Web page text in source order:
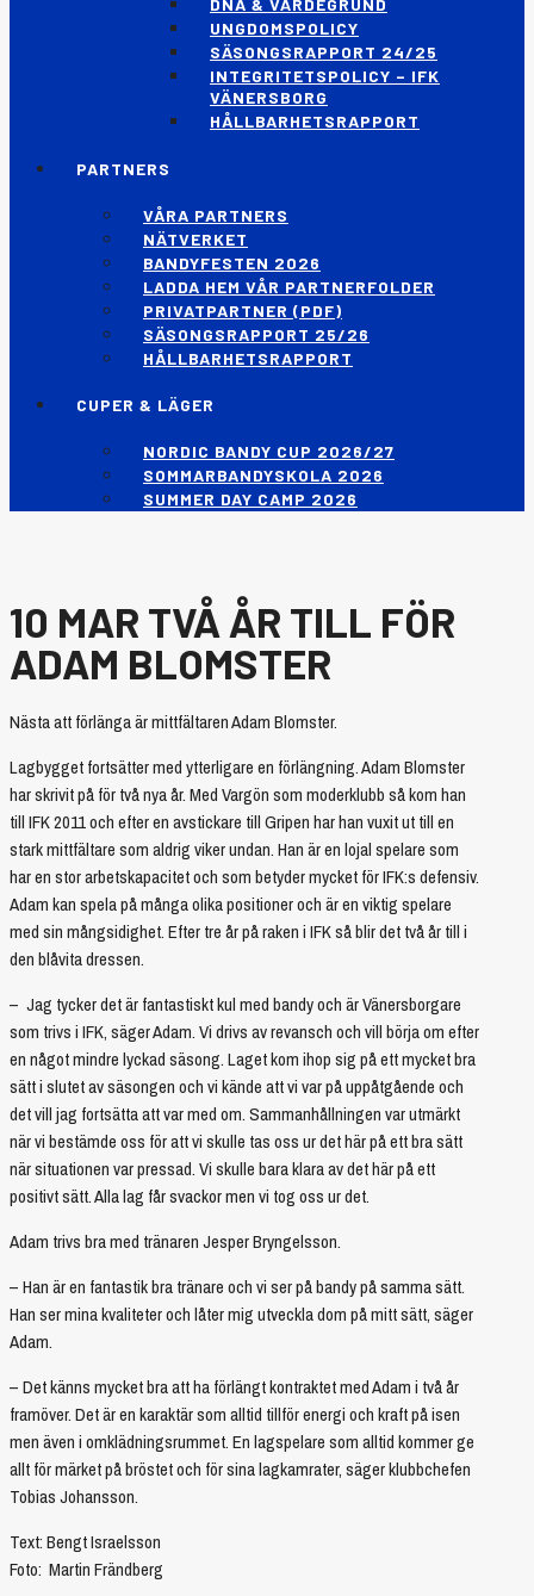
DNA & VÄRDEGRUND
UNGDOMSPOLICY
SÄSONGSRAPPORT 24/25
INTEGRITETSPOLICY – IFK
VÄNERSBORG
HÅLLBARHETSRAPPORT
PARTNERS
VÅRA PARTNERS
NÄTVERKET
BANDYFESTEN 2026
LADDA HEM VÅR PARTNERFOLDER
PRIVATPARTNER (PDF)
SÄSONGSRAPPORT 25/26
HÅLLBARHETSRAPPORT
CUPER & LÄGER
NORDIC BANDY CUP 2026/27
SOMMARBANDYSKOLA 2026
SUMMER DAY CAMP 2026
10 MAR TVÅ ÅR TILL FÖR
ADAM BLOMSTER
Nästa att förlänga är mittfältaren Adam Blomster.
Lagbygget fortsätter med ytterligare en förlängning. Adam Blomster
har skrivit på för två nya år. Med Vargön som moderklubb så kom han
till IFK 2011 och efter en avstickare till Gripen har han vuxit ut till en
stark mittfältare som aldrig viker undan. Han är en lojal spelare som
har en stor arbetskapacitet och som betyder mycket för IFK:s defensiv.
Adam kan spela på många olika positioner och är en viktig spelare
med sin mångsidighet. Efter tre år på raken i IFK så blir det två år till i
den blåvita dressen.
– Jag tycker det är fantastiskt kul med bandy och är Vänersborgare
som trivs i IFK, säger Adam. Vi drivs av revansch och vill börja om efter
en något mindre lyckad säsong. Laget kom ihop sig på ett mycket bra
sätt i slutet av säsongen och vi kände att vi var på uppåtgående och
det vill jag fortsätta att var med om. Sammanhållningen var utmärkt
när vi bestämde oss för att vi skulle tas oss ur det här på ett bra sätt
när situationen var pressad. Vi skulle bara klara av det här på ett
positivt sätt. Alla lag får svackor men vi tog oss ur det.
Adam trivs bra med tränaren Jesper Bryngelsson.
– Han är en fantastik bra tränare och vi ser på bandy på samma sätt.
Han ser mina kvaliteter och låter mig utveckla dom på mitt sätt, säger
Adam.
– Det känns mycket bra att ha förlängt kontraktet med Adam i två år
framöver. Det är en karaktär som alltid tillför energi och kraft på isen
men även i omklädningsrummet. En lagspelare som alltid kommer ge
allt för märket på bröstet och för sina lagkamrater, säger klubbchefen
Tobias Johansson.
Text: Bengt Israelsson
Foto: Martin Frändberg